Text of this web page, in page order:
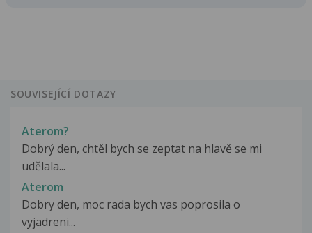
SOUVISEJÍCÍ DOTAZY
Aterom?
Dobrý den, chtěl bych se zeptat na hlavě se mi
udělala...
Aterom
Dobry den, moc rada bych vas poprosila o
vyjadreni...